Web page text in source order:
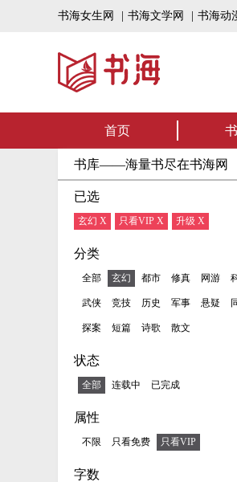
书海女生网 书海文学网 书海动
书海听书——好书可听，书海有声！书海上架有
首页
书库——海量书尽在书海网
已选
玄幻 X 只看VIP X 升级 X
分类
全部 玄幻 都市 修真 网游
武侠 竞技 历史 军事 悬疑
探案 短篇 诗歌 散文
状态
全部 连载中 已完成
属性
不限 只看免费 只看VIP
字数